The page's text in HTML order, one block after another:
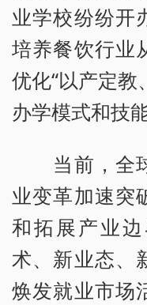
业学校纷纷开
培养餐饮行业
优化“以产定教
办学模式和技
当前，全球
业变革加速突
和拓展产业
术、新业态、
焕发就业市场